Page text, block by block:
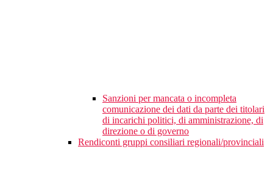
Sanzioni per mancata o incompleta
comunicazione dei dati da parte dei titolari
di incarichi politici, di amministrazione, di
direzione o di governo
Rendiconti gruppi consiliari regionali/provinciali